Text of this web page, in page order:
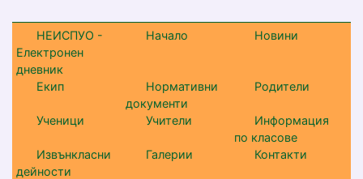
НЕИСПУО -
Електронен
дневник
Начало Новини
Екип
Нормативни
документи
Родители
Ученици Учители
Информация
по класове
Извънкласни
дейности
Галерии Контакти